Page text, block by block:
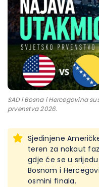
SAD i Bosna i Hercegovina
prvenstva 2026.
Sjedinjene
teren za nokaut
gdje će se u
Bosnom i
osmini finala.